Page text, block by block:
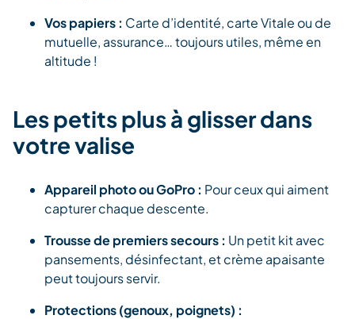
Vos papiers : Carte d’identité, carte Vitale ou de
mutuelle, assurance… toujours utiles, même en
altitude !
Les petits plus à glisser dans
votre valise
Appareil photo ou GoPro : Pour ceux qui aiment
capturer chaque descente.
Trousse de premiers secours : Un petit kit avec
pansements, désinfectant, et crème apaisante
peut toujours servir.
Protections (genoux, poignets) :